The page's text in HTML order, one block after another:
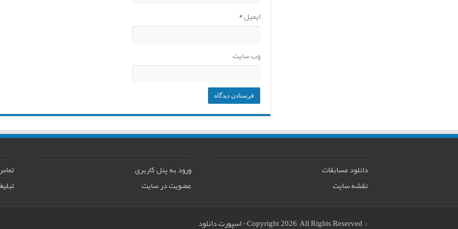
ایمیل*
وب‌ سایت
دانلود مسابقات
نقشه سایت
ورود به پنل کاربری
عضویت در سایت
© Copyright 2026, All Rights Reserved
-اسپورت دانلود